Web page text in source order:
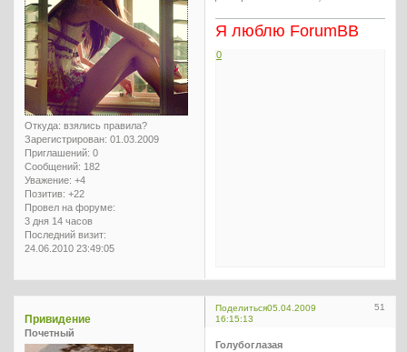
Откуда: взялись правила?
Зарегистрирован: 01.03.2009
Приглашений: 0
Сообщений: 182
Уважение: +4
Позитив: +22
Провел на форуме:
3 дня 14 часов
Последний визит:
24.06.2010 23:49:05
Я люблю ForumBB
0
Поделиться 51
05.04.2009
16:15:13
Привидение
Почетный
Голубоглазая